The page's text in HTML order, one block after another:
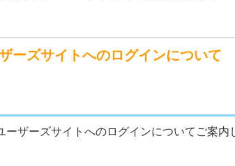
ーズサイトへのログインについて
ーザーズサイトへのログインについてご案内